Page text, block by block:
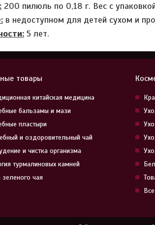
200 пилюль по 0,18 г. Вес с
в недоступном для детей сухом и
5 лет.
товары
китайская медицина
бальзамы и мази
пластыри
и оздоровительный чай
и чистка организма
турмалиновых камней
чая